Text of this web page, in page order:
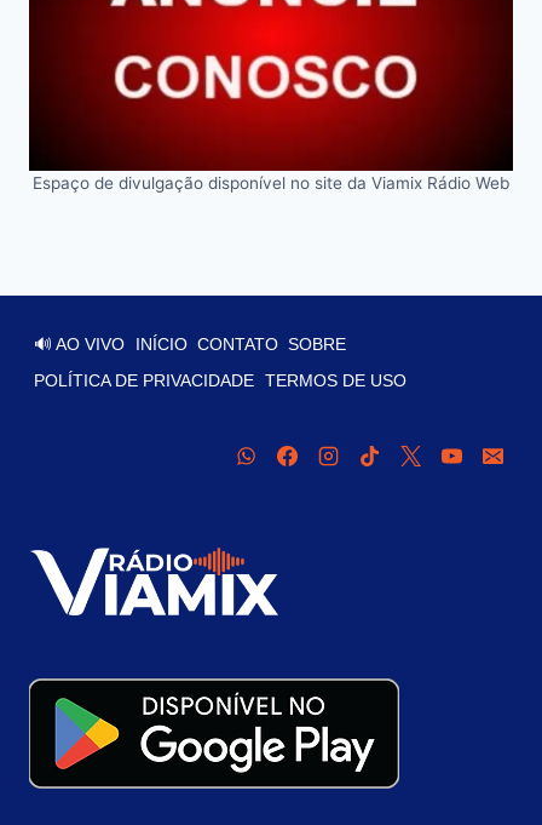
Espaço de divulgação disponível no site da Viamix Rádio Web
🔊 AO VIVO INÍCIO CONTATO SOBRE
POLÍTICA DE PRIVACIDADE TERMOS DE USO